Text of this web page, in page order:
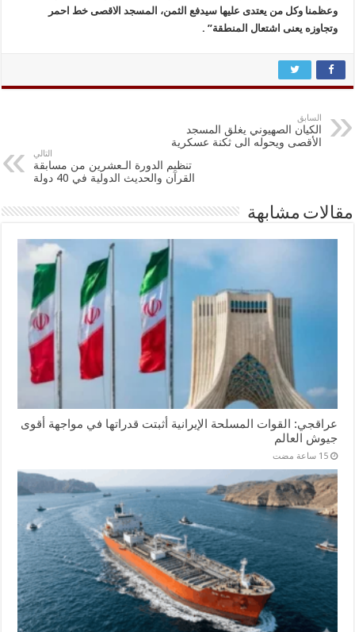
وعظمنا وکل من یعتدی علیها سیدفع الثمن، المسجد الاقصى خط احمر
وتجاوزه یعنی اشتعال المنطقة” .
السابق
الكيان الصهيوني يغلق المسجد
الأقصى ويحوله الى ثكنة عسكرية
التالي
تنظيم الدورة الـعشرين من مسابقة
القرآن والحديث الدولية في 40 دولة
مقالات مشابهة
عراقجي: القوات المسلحة الإيرانية أثبتت قدراتها في مواجهة أقوى
جيوش العالم
‏15 ساعة مضت